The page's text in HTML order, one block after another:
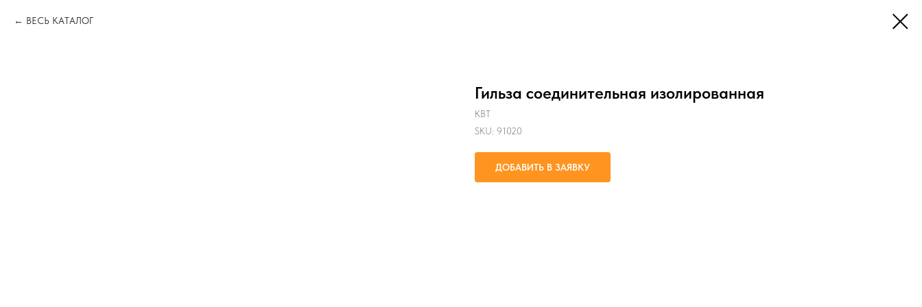
ВЕСЬ КАТАЛОГ
Гильза соединительная изолированная
КВТ
SKU: 91020
ДОБАВИТЬ В ЗАЯВКУ